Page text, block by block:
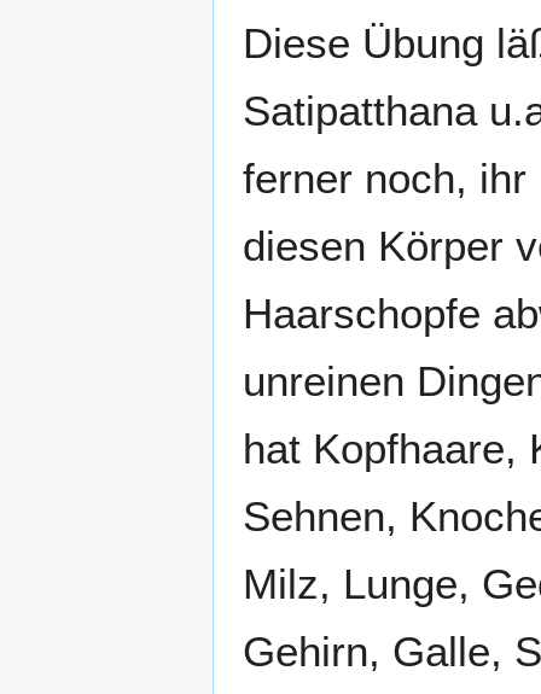
Diese Übung
Satipatthana
ferner noch, ihr
diesen Körper
Haarschopfe
unreinen
hat Kopfhaare,
Sehnen,
Milz, Lunge,
Gehirn, Galle,